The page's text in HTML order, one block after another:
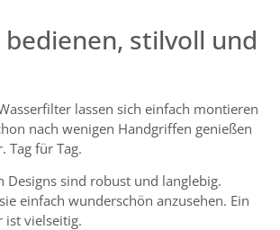
bedienen, stilvoll und
lassen sich einfach montieren
nach wenigen Handgriffen genießen
Tag für Tag.
Designs sind robust und langlebig.
einfach wunderschön anzusehen. Ein
ist vielseitig.